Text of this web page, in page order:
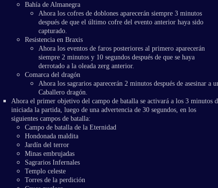
Bahía de Almanegra
Ahora los cofres de doblones aparecerán siempre 3 minutos
después de que el último cofre del evento anterior haya sido
capturado.
Resistencia en Braxis
Ahora los eventos de faros posteriores al primero aparecerán
siempre 2 minutos y 10 segundos después de que se haya
derrotado a la oleada zerg anterior.
Comarca del dragón
Ahora los sagrarios aparecerán 2 minutos después de asesinar a
Caballero dragón.
Ahora el primer objetivo del campo de batalla se activará a los 3 minutos
iniciada la partida, luego de una advertencia de 30 segundos, en los
siguientes campos de batalla:
Campo de batalla de la Eternidad
Hondonada maldita
Jardín del terror
Minas embrujadas
Sagrarios Infernales
Templo celeste
Torres de la perdición